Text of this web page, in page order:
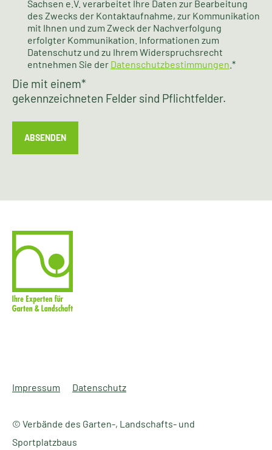
Sachsen e.V. verarbeitet Ihre Daten zur Bearbeitung
des Zwecks der Kontaktaufnahme, zur Kommunikation
mit Ihnen und zum Zweck der Nachverfolgung
erfolgter Kommunikation. Informationen zum
Datenschutz und zu Ihrem Widerspruchsrecht
entnehmen Sie der Datenschutzbestimmungen .*
Die mit einem*
gekennzeichneten Felder sind Pflichtfelder.
ABSENDEN
© Verbände des Garten-, Landschafts- und
Sportplatzbaus
Impressum Datenschutz